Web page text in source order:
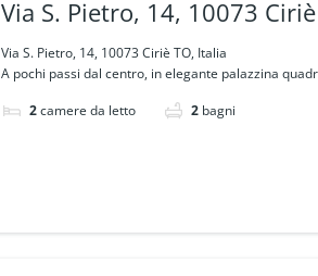
Via S. Pietro, 14, 10073
Via S. Pietro, 14, 10073 Ciriè TO, Italia
A pochi passi dal centro, in elegante palazzina
2camere da letto 2 bagni